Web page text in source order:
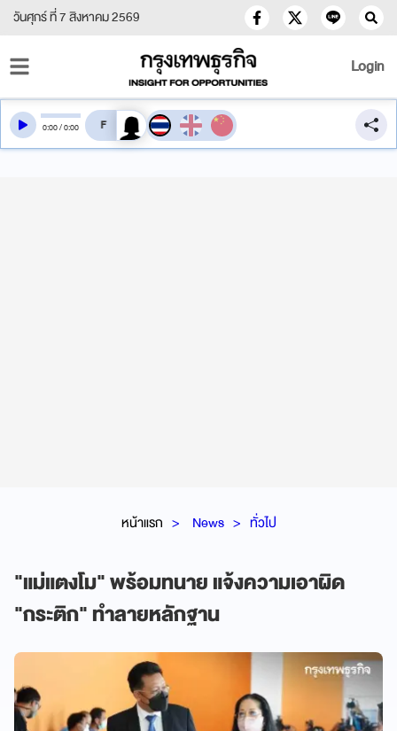
วันศุกร์ ที่ 7 สิงหาคม 2569
Login
หน้าแรก News ทั่วไป
"แม่แตงโม" พร้อมทนาย แจ้งความเอาผิด
"กระติก" ทำลายหลักฐาน
0:00/0:00 สลับเสียงอ่าน